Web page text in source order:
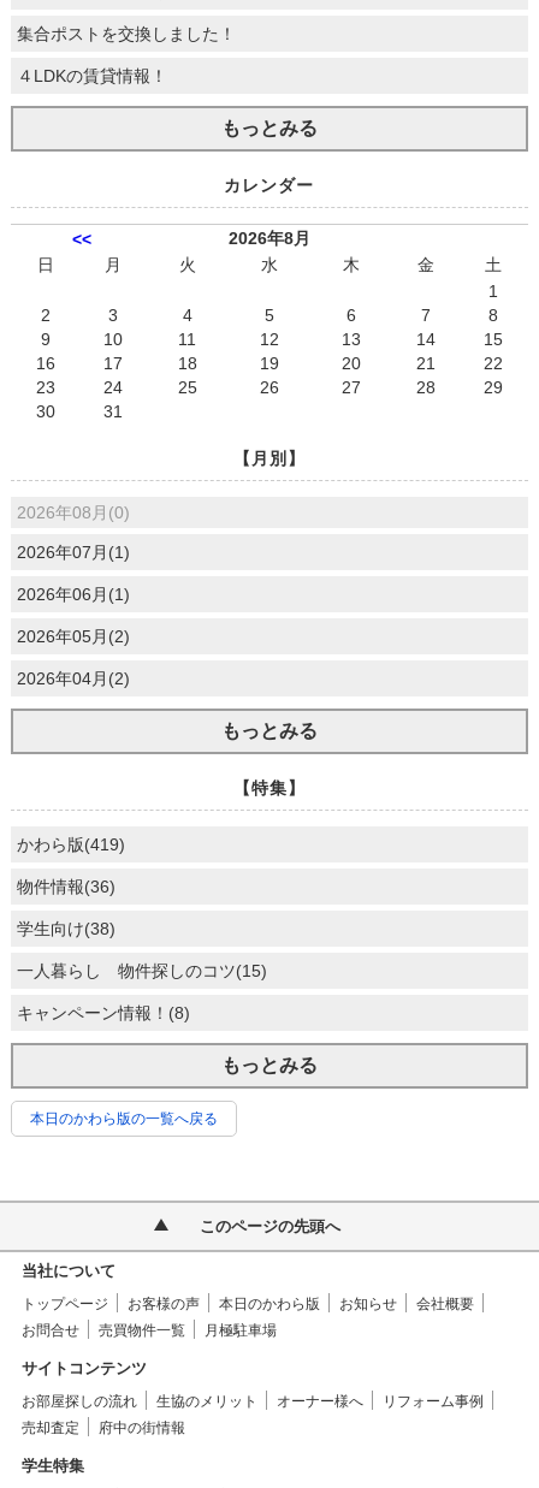
集合ポストを交換しました！
４LDKの賃貸情報！
もっとみる
カレンダー
<<
2026年8月
日
月 火 水 木 金
土
1
2
3 4 5 6 7
8
9
10 11 12 13 14
15
16
17 18 19 20 21
22
23
24 25 26 27 28
29
30
31
【月別】
2026年08月(0)
2026年07月(1)
2026年06月(1)
2026年05月(2)
2026年04月(2)
もっとみる
【特集】
かわら版(419)
物件情報(36)
学生向け(38)
一人暮らし 物件探しのコツ(15)
キャンペーン情報！(8)
もっとみる
本日のかわら版の一覧へ戻る
このページの先頭へ
当社について
トップページ お客様の声 本日のかわら版 お知らせ
会社概要
お問合せ
売買物件一覧 月極駐車場
サイトコンテンツ
お部屋探しの流れ 生協のメリット オーナー様へ
リフォーム事例
売却査定
府中の街情報
学生特集